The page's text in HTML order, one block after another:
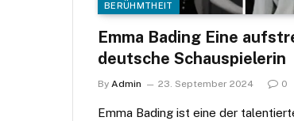
BERÜHMTHEIT
Emma Bading Eine
deutsche Schauspielerin
By Admin 23. September 2024 0
Emma Bading ist eine der